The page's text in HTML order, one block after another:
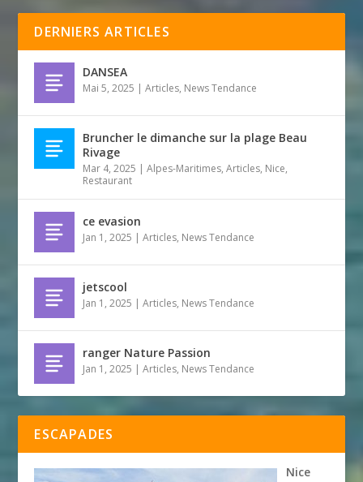
DERNIERS ARTICLES
DANSEA
Mai 5, 2025 |Articles, News Tendance
Bruncher le dimanche sur la plage Beau
Rivage
Mar 4, 2025 |Alpes-Maritimes,Articles, Nice,
Restaurant
ce evasion
Jan 1, 2025 |Articles, News Tendance
jetscool
Jan 1, 2025 |Articles, News Tendance
ranger Nature Passion
Jan 1, 2025 |Articles, News Tendance
ESCAPADES
Nice